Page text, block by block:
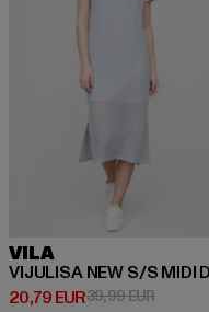
VILA
20,79 EUR
Derzeitiger Preis: 20,79
39,99 EUR